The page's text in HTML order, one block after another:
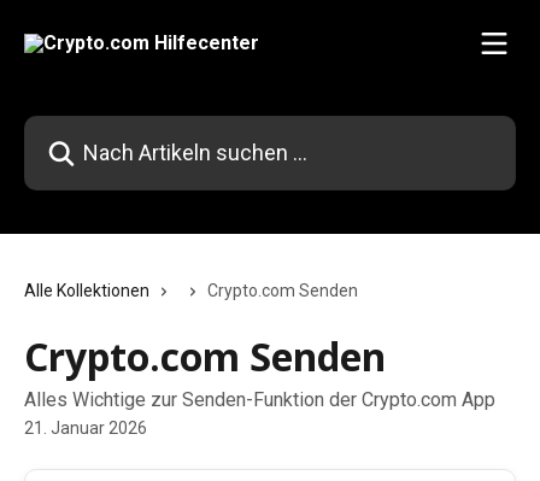
Nach Artikeln suchen …
Alle Kollektionen Crypto.com Senden
Crypto.com Senden
Alles Wichtige zur Senden-Funktion der Crypto.com App
21. Januar 2026